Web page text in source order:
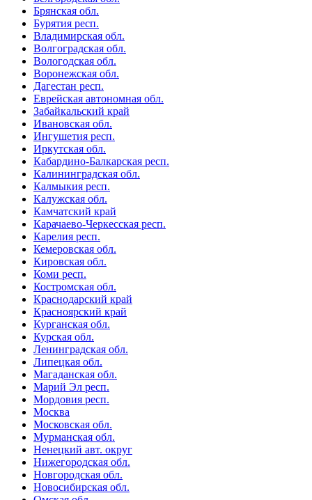
Брянская обл.
Бурятия респ.
Владимирская обл.
Волгоградская обл.
Вологодская обл.
Воронежская обл.
Дагестан респ.
Еврейская автономная обл.
Забайкальский край
Ивановская обл.
Ингушетия респ.
Иркутская обл.
Кабардино-Балкарская респ.
Калининградская обл.
Калмыкия респ.
Калужская обл.
Камчатский край
Карачаево-Черкесская респ.
Карелия респ.
Кемеровская обл.
Кировская обл.
Коми респ.
Костромская обл.
Краснодарский край
Красноярский край
Курганская обл.
Курская обл.
Ленинградская обл.
Липецкая обл.
Магаданская обл.
Марий Эл респ.
Мордовия респ.
Москва
Московская обл.
Мурманская обл.
Ненецкий авт. округ
Нижегородская обл.
Новгородская обл.
Новосибирская обл.